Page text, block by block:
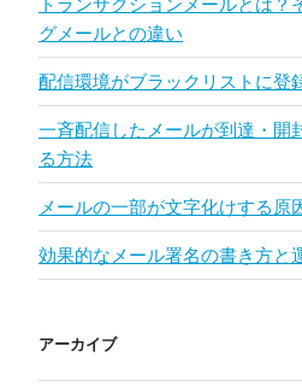
グメールとの違い
配信環境がブラックリストに登
一斉配信したメールが到達・開
る方法
メールの一部が文字化けする原
効果的なメール署名の書き方と
アーカイブ